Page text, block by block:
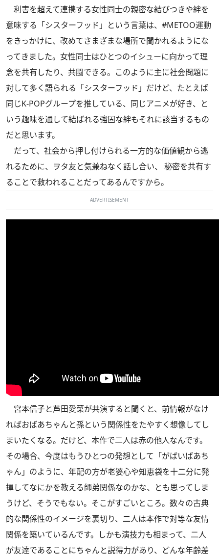
利害を超えて連携する女性同士の親密な結びつきや絆を
意味する「シスターフッド」という言葉は、#METOO運動
をきっかけに、改めてさまざまな場所で聞かれるようにな
ってきました。女性同士はひとつのイシューに向かって理
念を共有したり、共闘できる。このように主に社会問題に
対して多く語られる「シスターフッド」だけど、たとえば
同じK-POPグループを推している、同じアニメが好き、と
いう趣味を通して結ばれる強固な絆もそれに該当するもの
だと思います。
だって、社会から押し付けられる一方的な価値観から逃
れるために、ヲタ友と気兼ねなく話し合い、 秘密を共有す
ることで救われることだってあるんですから。
ADVERTISEMENT
宮本信子と芦田愛菜が共演すると聞くと、前情報がなけ
ればおばあちゃんと孫という関係性をたやすく想像してし
まいたくなる。だけど、本作で二人は赤の他人なんです。
その場合、今度はもうひとつの発想として「がばいばあち
ゃん」のように、年配の方が老婆心や知恵袋を十二分に発
揮してなにかを教える師弟関係なのかな、とも思ってしま
うけど、そうでもない。そこがすごいところ。数々の古典
的な関係性のイメージを裏切り、二人は本作で対等な友情
関係を築いているんです。しかも演技力も相まって、二人
が友達であることにちゃんと説得力があり、どんな年齢差